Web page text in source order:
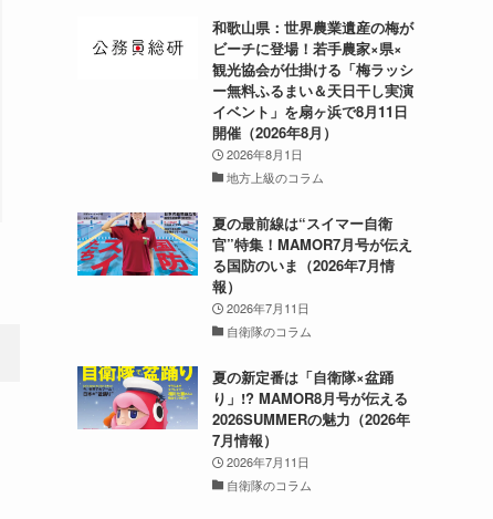
和歌山県：世界農業遺産の梅が
ビーチに登場！若手農家×県×
観光協会が仕掛ける「梅ラッシ
ー無料ふるまい＆天日干し実演
イベント」を扇ヶ浜で8月11日
開催（2026年8月）
2026年8月1日
地方上級のコラム
夏の最前線は“スイマー自衛
官”特集！MAMOR7月号が伝え
る国防のいま（2026年7月情
報）
2026年7月11日
自衛隊のコラム
夏の新定番は「自衛隊×盆踊
り」!? MAMOR8月号が伝える
2026SUMMERの魅力（2026年
7月情報）
2026年7月11日
自衛隊のコラム